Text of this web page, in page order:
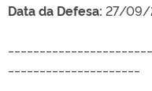
Data da Defesa: 27/09/